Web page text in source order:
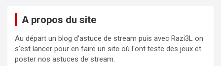
A propos du site
Au départ un blog d'astuce de stream puis avec Razi3L on
s'est lancer pour en faire un site où l'ont teste des jeux et
poster nos astuces de stream.